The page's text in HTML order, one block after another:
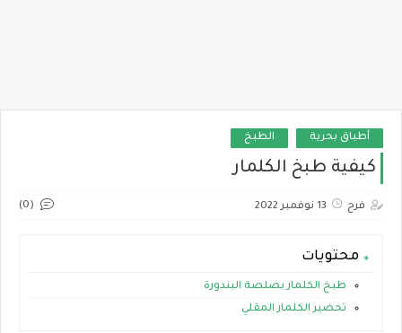
أطباق بحرية الطبخ
كيفية طبخ الكلمار
فرح 13 نوفمبر 2022 (0)
محتويات
طبخ الكلمار بصلصة البندورة
تحضير الكلمار المقلي